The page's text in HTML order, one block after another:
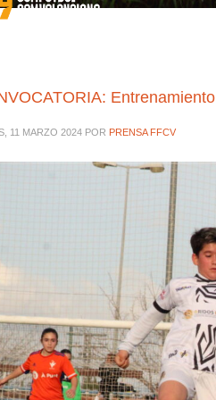
11 MARZO 2024 POR PRENSA FFCV